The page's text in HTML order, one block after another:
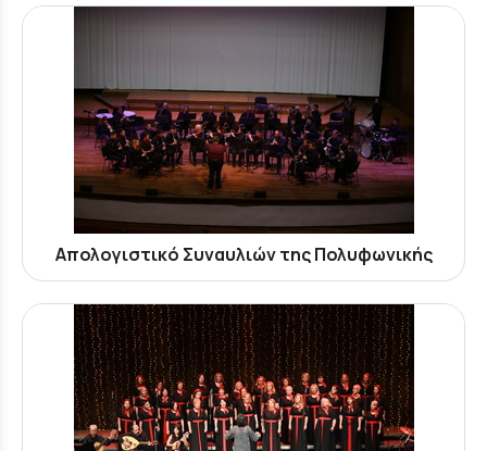
Απολογιστικό Συναυλιών της Πολυφωνικής